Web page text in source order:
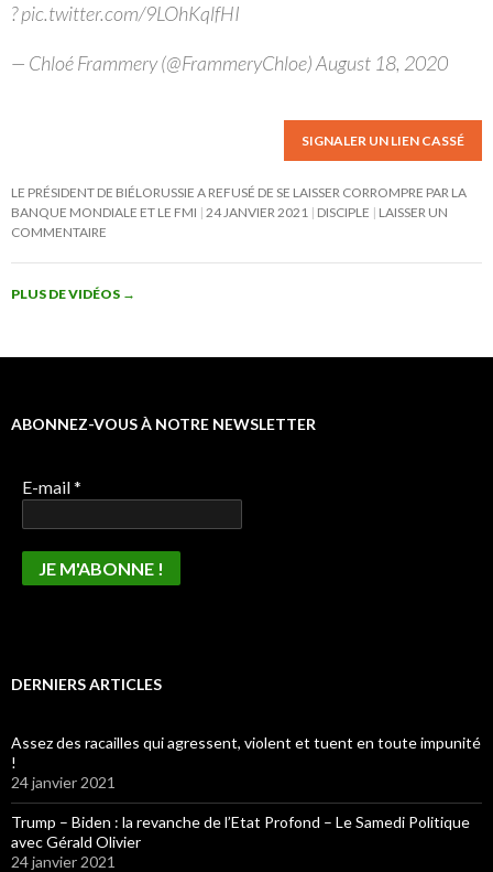
? pic.twitter.com/9LOhKqlfHI
— Chloé Frammery (@FrammeryChloe) August 18, 2020
SIGNALER UN LIEN CASSÉ
LE PRÉSIDENT DE BIÉLORUSSIE A REFUSÉ DE SE LAISSER CORROMPRE PAR LA
BANQUE MONDIALE ET LE FMI 24 JANVIER 2021 DISCIPLE
LAISSER UN
COMMENTAIRE
PLUS DE VIDÉOS →
ABONNEZ-VOUS À NOTRE NEWSLETTER
E-mail*
DERNIERS ARTICLES
Assez des racailles qui agressent, violent et tuent en toute impunité
!
24 janvier 2021
Trump – Biden : la revanche de l’Etat Profond – Le Samedi Politique
avec Gérald Olivier
24 janvier 2021